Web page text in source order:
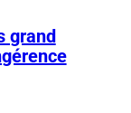
grand